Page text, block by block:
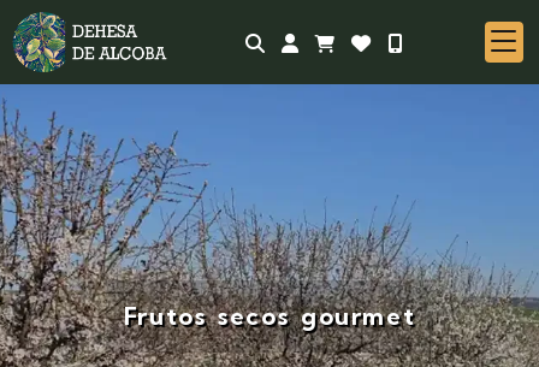
Identifícate
Frutos secos gourmet